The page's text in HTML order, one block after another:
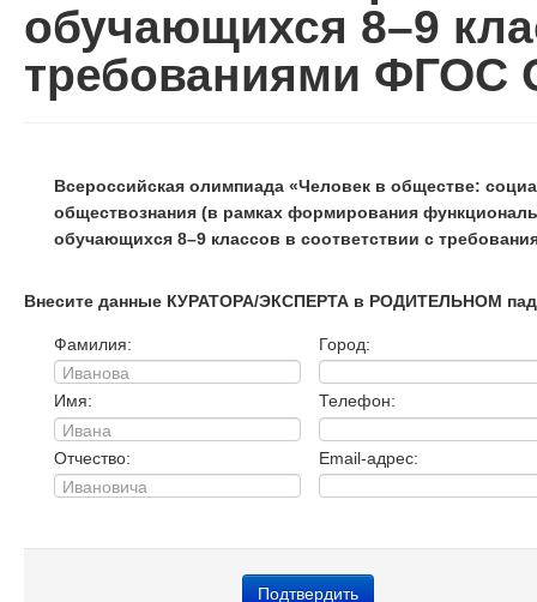
обучающихся 8–9
требованиями
Всероссийская олимпиада «Человек в обществе:
обществознания (в рамках формирования
обучающихся 8–9 классов в соответствии с
Внесите данные КУРАТОРА/ЭКСПЕРТА в РОДИТЕЛЬНОМ
Фамилия:
Имя:
Отчество:
Город:
Телефон:
Email-адрес: